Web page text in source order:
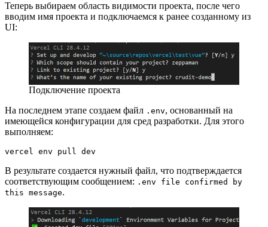
Теперь выбираем область видимости проекта, после чего
вводим имя проекта и подключаемся к ранее созданному из
UI:
Подключение проекта
На последнем этапе создаем файл .env, основанный на
имеющейся конфигурации для сред разработки. Для этого
выполняем:
vercel env pull dev
В результате создается нужный файл, что подтверждается
соответствующим сообщением: .env file confirmed by
this message.